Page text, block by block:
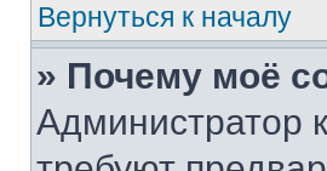
Вернуться к началу
» Почему моё
Администратор